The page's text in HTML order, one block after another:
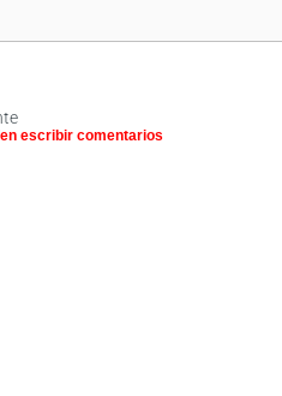
escribir comentarios